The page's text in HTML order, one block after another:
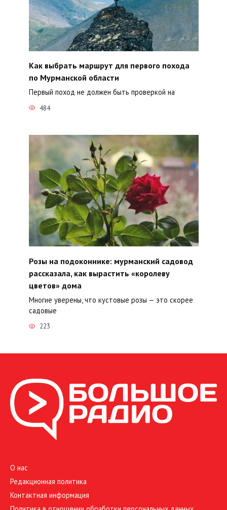
Как выбрать маршрут для первого похода
по Мурманской области
Первый поход не должен быть проверкой на
484
Розы на подоконнике: мурманский садовод
рассказала, как вырастить «королеву
цветов» дома
Многие уверены, что кустовые розы — это скорее
садовые
223
О нас
Редакционная политика
Контактная информация